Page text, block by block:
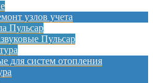
узлов учета
Пульсар
Пульсар
для систем отопления